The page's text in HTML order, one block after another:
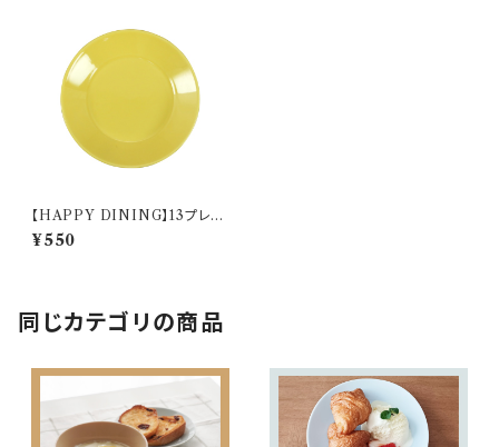
【HAPPY DINING】13プレー
ト(イエロー)【YMK120】 YM
K122-257
¥550
同じカテゴリの商品